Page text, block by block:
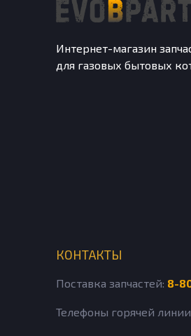
Интернет-магазин
для газовых бытовых
КОНТАКТЫ
Поставка запчастей: 8-
Телефоны горячей